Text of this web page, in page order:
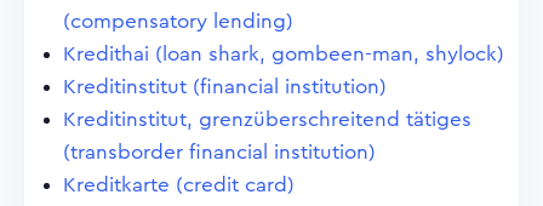
(compensatory lending)
Kredithai (loan shark, gombeen-man, shylock)
Kreditinstitut (financial institution)
Kreditinstitut, grenzüberschreitend tätiges
(transborder financial institution)
Kreditkarte (credit card)